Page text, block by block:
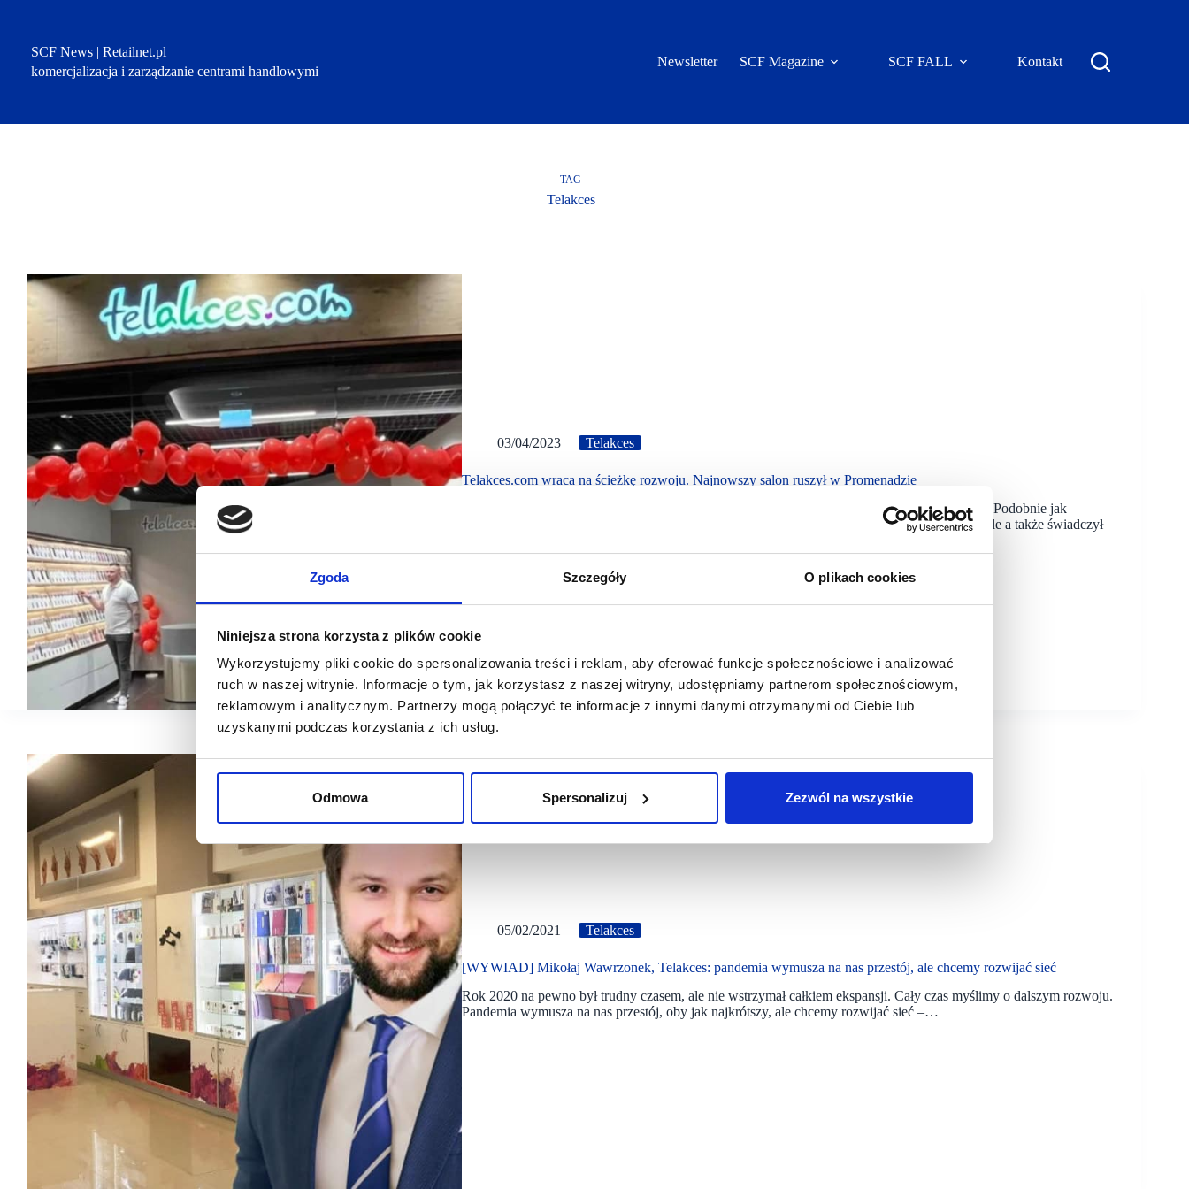
Zgoda Szczegóły O plikach cookies
Niniejsza strona korzysta z plików cookie
Wykorzystujemy pliki cookie do spersonalizowania treści i reklam, aby oferować funkcje społecznościowe i analizować
ruch w naszej witrynie. Informacje o tym, jak korzystasz z naszej witryny, udostępniamy partnerom społecznościowym,
reklamowym i analitycznym. Partnerzy mogą połączyć te informacje z innymi danymi otrzymanymi od Ciebie lub
uzyskanymi podczas korzystania z ich usług.
Odmowa Spersonalizuj Zezwól na wszystkie
SCF News | Retailnet.pl
komercjalizacja i zarządzanie centrami handlowymi
Newsletter SCF Magazine SCF FALL Kontakt
TAG
Telakces
03/04/2023 Telakces
Telakces.com wraca na ścieżkę rozwoju. Najnowszy salon ruszył w Promenadzie
30 marca 2023 r. otworzył się kolejny salon Telakces.com w Atrium Promenada w Warszawie. Podobnie jak
pozostałe punkty - będzie oferował akcesoria do telefonów komórkowych, usługi Virgin Mobile a także świadczył
05/02/2021 Telakces
[WYWIAD] Mikołaj Wawrzonek, Telakces: pandemia wymusza na nas przestój, ale chcemy rozwijać sieć
Rok 2020 na pewno był trudny czasem, ale nie wstrzymał całkiem ekspansji. Cały czas myślimy o dalszym rozwoju.
Pandemia wymusza na nas przestój, oby jak najkrótszy, ale chcemy rozwijać sieć –…